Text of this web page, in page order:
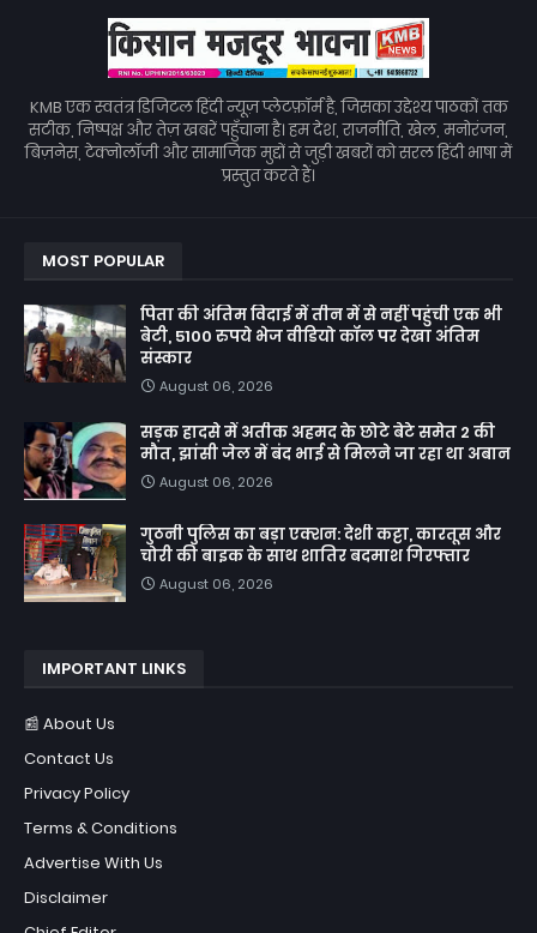
KMB एक स्वतंत्र डिजिटल हिंदी न्यूज़ प्लेटफ़ॉर्म है, जिसका उद्देश्य पाठकों तक
सटीक, निष्पक्ष और तेज़ खबरें पहुँचाना है। हम देश, राजनीति, खेल, मनोरंजन,
बिज़नेस, टेक्नोलॉजी और सामाजिक मुद्दों से जुड़ी खबरों को सरल हिंदी भाषा में
प्रस्तुत करते हैं।
MOST POPULAR
पिता की अंतिम विदाई में तीन में से नहीं पहुंची एक भी
बेटी, 5100 रुपये भेज वीडियो कॉल पर देखा अंतिम
संस्कार
August 06, 2026
सड़क हादसे में अतीक अहमद के छोटे बेटे समेत 2 की
मौत, झांसी जेल में बंद भाई से मिलने जा रहा था अबान
August 06, 2026
गुठनी पुलिस का बड़ा एक्शन: देशी कट्टा, कारतूस और
चोरी की बाइक के साथ शातिर बदमाश गिरफ्तार
August 06, 2026
IMPORTANT LINKS
📰 About Us
Contact Us
Privacy Policy
Terms & Conditions
Advertise With Us
Disclaimer